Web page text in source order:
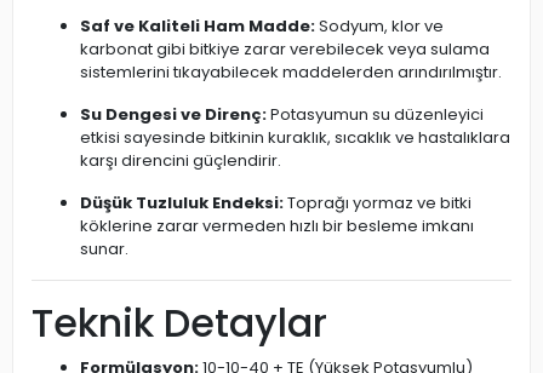
Saf ve Kaliteli Ham Madde:Sodyum, klor ve
karbonat gibi bitkiye zarar verebilecek veya sulama
sistemlerini tıkayabilecek maddelerden arındırılmıştır.
Su Dengesi ve Direnç:Potasyumun su düzenleyici
etkisi sayesinde bitkinin kuraklık, sıcaklık ve hastalıklara
karşı direncini güçlendirir.
Düşük Tuzluluk Endeksi:Toprağı yormaz ve bitki
köklerine zarar vermeden hızlı bir besleme imkanı
sunar.
Teknik Detaylar
Formülasyon:10-10-40 + TE (Yüksek Potasyumlu)